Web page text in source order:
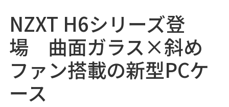
NZXT H6シリーズ登
場 曲面ガラス×斜め
ファン搭載の新型PCケ
ース